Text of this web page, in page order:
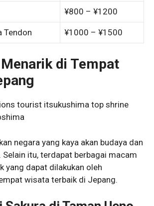
¥800 – ¥1200
Tendon ¥1000 – ¥1500
di Tempat
negara yang kaya akan budaya dan
Selain itu, terdapat berbagai macam
yang dapat dilakukan oleh
wisata terbaik di Jepang.